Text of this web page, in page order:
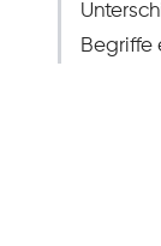
Begriffe